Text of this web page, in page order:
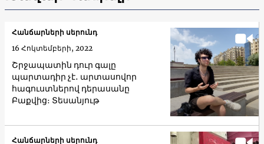
Շրջապատին դուր գալը
պարտադիր չէ․ արտասովոր
հագուստներով դերասանը
Բաքվից։ Տեսանյութ
Հանճարների սերունդ
16 Հոկտեմբերի, 2022
Հանճարների սերունդ